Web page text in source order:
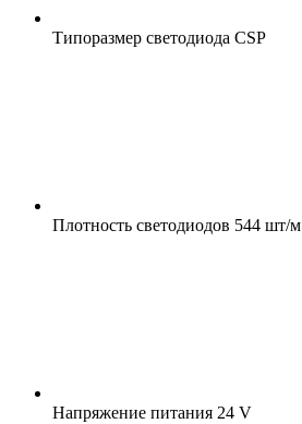
Типоразмер светодиода CSP
Плотность светодиодов 544 шт/м
Напряжение питания 24 V